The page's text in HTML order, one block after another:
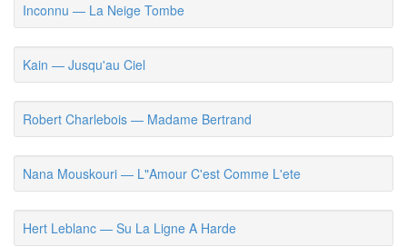
Inconnu — La Neige Tombe
Kain — Jusqu'au Ciel
Robert Charlebois — Madame Bertrand
Nana Mouskouri — L"Amour C'est Comme L'ete
Hert Leblanc — Su La Ligne A Harde